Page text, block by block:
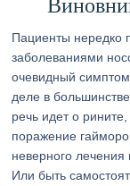
Пациенты нередко
заболеваниями
очевидный
деле в
речь идет о
поражение
неверного лечения
Или быть